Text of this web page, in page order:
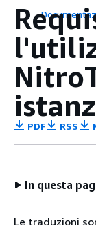
PDF RSS
In questa
Le traduzioni